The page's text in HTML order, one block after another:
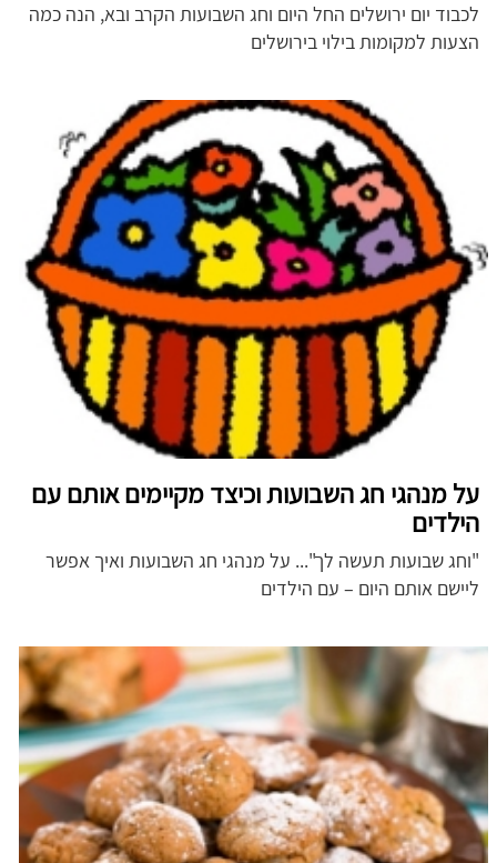
לכבוד יום ירושלים החל היום וחג השבועות הקרב ובא, הנה כמה
הצעות למקומות בילוי בירושלים
על מנהגי חג השבועות וכיצד מקיימים אותם עם
הילדים
"וחג שבועות תעשה לך"... על מנהגי חג השבועות ואיך אפשר
ליישם אותם היום – עם הילדים